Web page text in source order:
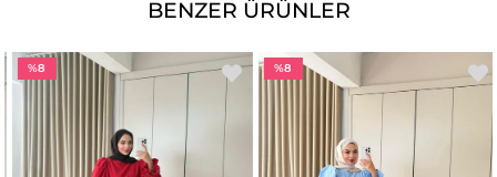
BENZER ÜRÜNLER
%8 %8